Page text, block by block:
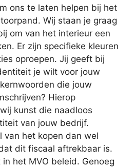
ons te laten helpen bij het
Wij staan je graag
om van het interieur een
Er zijn specifieke kleuren
oproepen. Jij geeft bij
je wilt voor jouw
die jouw
Hierop
kunst die naadloos
van jouw bedrijf.
van het kopen dan wel
dit fiscaal aftrekbaar is.
het MVO beleid. Genoeg